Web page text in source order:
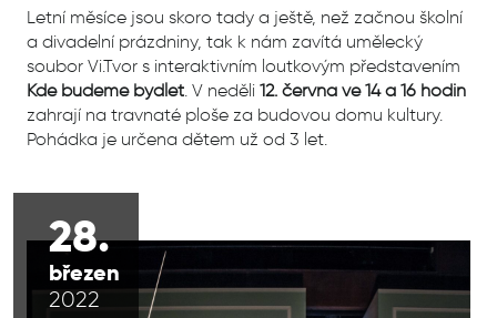
Letní měsíce jsou skoro tady a ještě, než začnou školní
a divadelní prázdniny, tak k nám zavítá umělecký
soubor Vi.Tvor s interaktivním loutkovým představením
Kde budeme bydlet . V neděli 12. června ve 14 a 16 hodin
zahrají na travnaté ploše za budovou domu kultury.
Pohádka je určena dětem už od 3 let.
28.
březen
2022